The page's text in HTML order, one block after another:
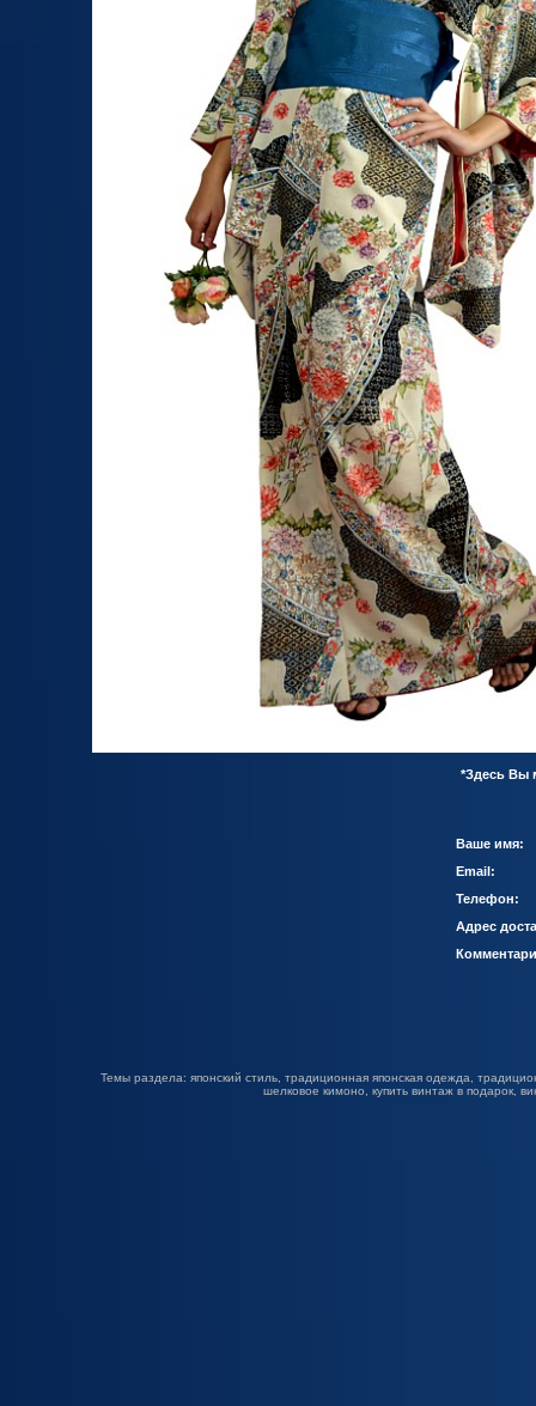
*Здесь Вы
Ваше имя:
Email:
Телефон:
Адрес
Темы раздела: японский стиль, традиционная японская одежда,
шелковое кимоно, купить винтаж в подарок,